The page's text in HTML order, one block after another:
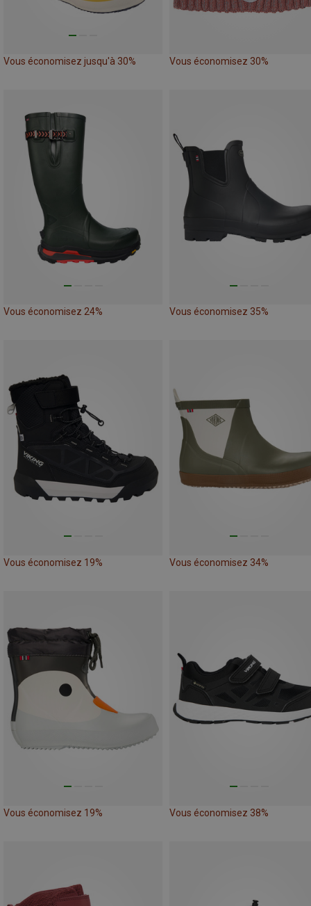
Vous économisez jusqu'à 30% Vous économisez 30%
Vous économisez 24% Vous économisez 35%
Vous économisez 19% Vous économisez 34%
Vous économisez 19% Vous économisez 38%